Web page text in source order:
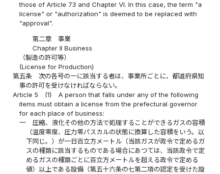
those of Article 73 and Chapter VI. In this case, the term "a
license" or "authorization" is deemed to be replaced with
"approval".
第二章 事業
Chapter II Business
（製造の許可等）
(License for Production)
第五条
次の各号の一に該当する者は、事業所ごとに、都道府県知
事の許可を受けなければならない。
Article 5
(1)
A person that falls under any of the following
items must obtain a license from the prefectural governor
for each place of business:
一
圧縮、液化その他の方法で処理することができるガスの容積
（温度零度、圧力零パスカルの状態に換算した容積をいう。以
下同じ。）が一日百立方メートル（当該ガスが政令で定めるガ
スの種類に該当するものである場合にあつては、当該政令で定
めるガスの種類ごとに百立方メートルを超える政令で定める
値）以上である設備（第五十六条の七第二項の認定を受けた設